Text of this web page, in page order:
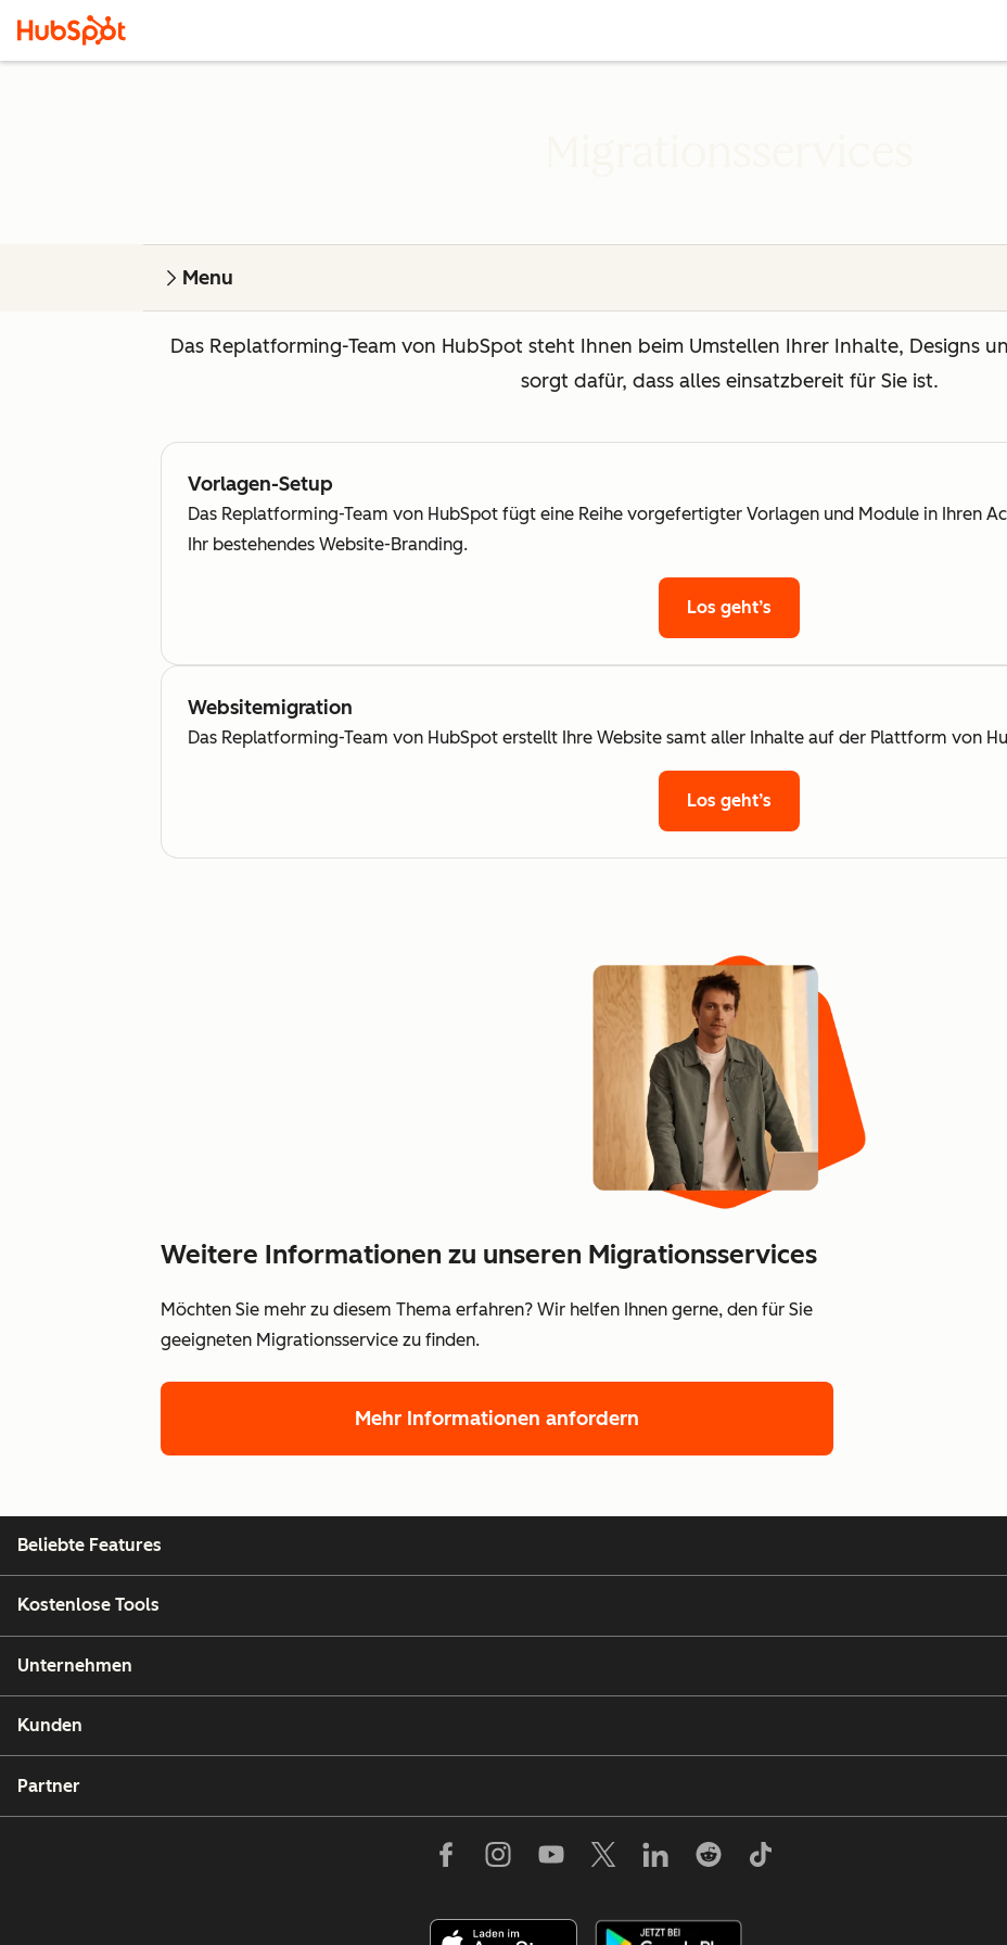
Menu
Das Replatforming-Team von HubSpot steht Ihnen beim Umstellen Ihrer Inhalte, Designs
sorgt dafür, dass alles einsatzbereit für Sie ist.
Vorlagen-Setup
Das Replatforming-Team von HubSpot fügt eine Reihe vorgefertigter Vorlagen und Module in Ihren
Ihr bestehendes Website-Branding.
Los geht’s
Websitemigration
Das Replatforming-Team von HubSpot erstellt Ihre Website samt aller Inhalte auf der Plattform von
Los geht’s
Weitere Informationen zu unseren Migrationsservices
Möchten Sie mehr zu diesem Thema erfahren? Wir helfen Ihnen gerne, den für Sie
geeigneten Migrationsservice zu finden.
Mehr Informationen anfordern
Beliebte Features
Kostenlose Tools
Unternehmen
Kunden
Partner